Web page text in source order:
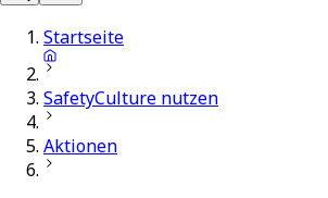
Startseite
SafetyCulture nutzen
Aktionen